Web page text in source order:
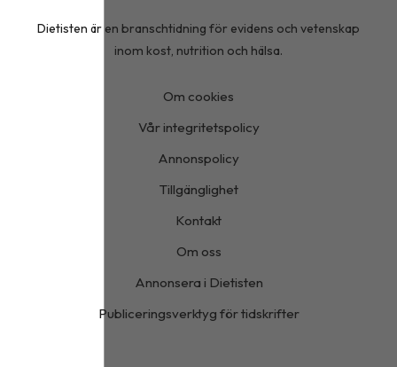
Dietisten är en branschtidning för evidens och vetenskap
inom kost, nutrition och hälsa.
Om cookies
Vår integritetspolicy
Annonspolicy
Tillgänglighet
Kontakt
Om oss
Annonsera i Dietisten
Publiceringsverktyg för tidskrifter